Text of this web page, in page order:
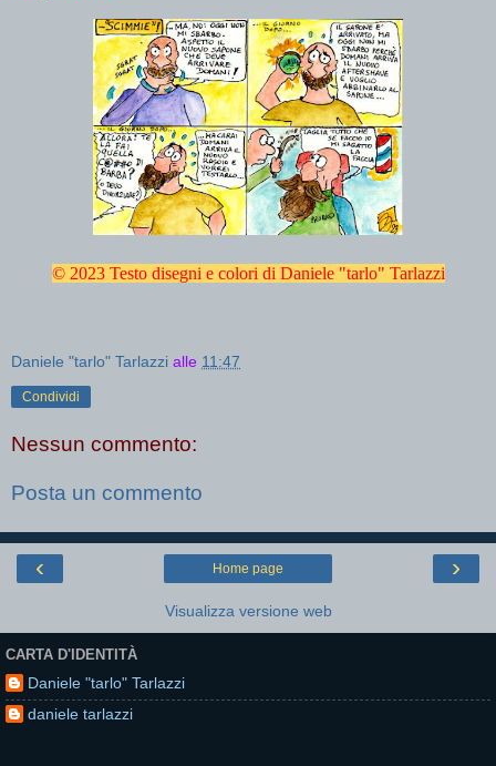
© 2023 Testo disegni e colori di Daniele "tarlo" Tarlazzi
Daniele "tarlo" Tarlazzi alle 11:47
Condividi
Nessun commento:
Posta un commento
‹ ›
Home page
Visualizza versione web
CARTA D'IDENTITÀ
Daniele "tarlo" Tarlazzi
daniele tarlazzi